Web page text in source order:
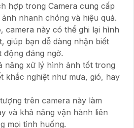
hợp trong Camera cung cấp
nhanh chóng và hiệu quả.
camera này có thể ghi lại hình
giúp bạn dễ dàng nhận biết
động đáng ngờ.
năng xử lý hình ảnh tốt trong
khắc nghiệt như mưa, gió, hay
trên camera này làm
và khả năng vận hành liên
mọi tình huống.